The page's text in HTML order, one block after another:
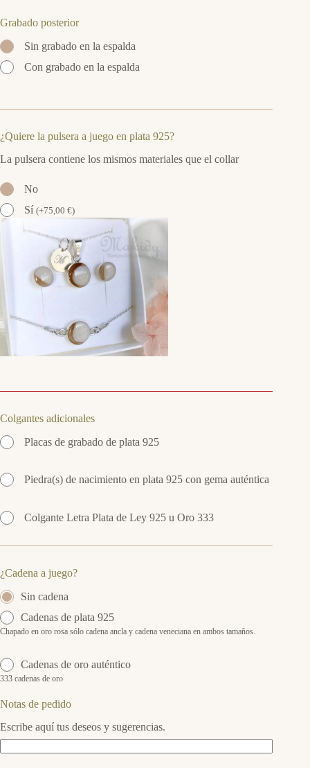
Grabado posterior
Sin grabado en la espalda
Con grabado en la espalda
¿Quiere la pulsera a juego en plata 925?
La pulsera contiene los mismos materiales que el collar
No
Sí (+75,00 €)
Colgantes adicionales
Placas de grabado de plata 925
Piedra(s) de nacimiento en plata 925 con gema auténtica
Colgante Letra Plata de Ley 925 u Oro 333
¿Cadena a juego?
Sin cadena
Cadenas de plata 925
Chapado en oro rosa sólo cadena ancla y cadena veneciana en ambos tamaños.
Cadenas de oro auténtico
333 cadenas de oro
Notas de pedido
Escribe aquí tus deseos y sugerencias.